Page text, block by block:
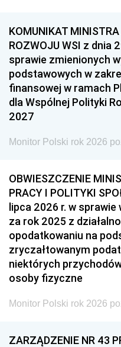
KOMUNIKAT
ROZWOJU WSI z dnia
sprawie zmienionych
podstawowych w
finansowej w ramach
dla Wspólnej Polityki
2027
Monitor Polski rok 2026
OBWIESZCZENIE
PRACY I POLITYKI
lipca 2026 r. w
za rok 2025 z
opodatkowaniu na
zryczałtowanym
niektórych
osoby fizyczne
Monitor Polski rok 2026
ZARZĄDZENIE NR 43